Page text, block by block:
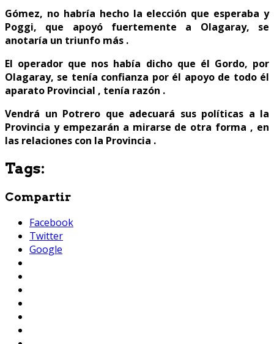
Gómez, no habría hecho la elección que esperaba y
Poggi, que apoyó fuertemente a Olagaray, se
anotaría un triunfo más .
El operador que nos había dicho que él Gordo, por
Olagaray, se tenía confianza por él apoyo de todo él
aparato Provincial , tenía razón .
Vendrá un Potrero que adecuará sus políticas a la
Provincia y empezarán a mirarse de otra forma , en
las relaciones con la Provincia .
Tags:
Compartir
Facebook
Twitter
Google